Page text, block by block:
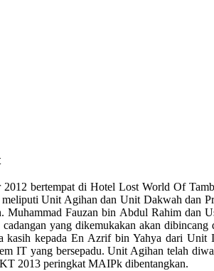
bertempat di Hotel Lost World Of
Unit Agihan dan Unit Dakwah dan
Muhammad Fauzan bin Abdul Rahim dan
cadangan yang dikemukakan akan
kasih kepada En Azrif bin Yahya dari
IT yang bersepadu. Unit Agihan telah
2013 peringkat MAIPk dibentangkan.